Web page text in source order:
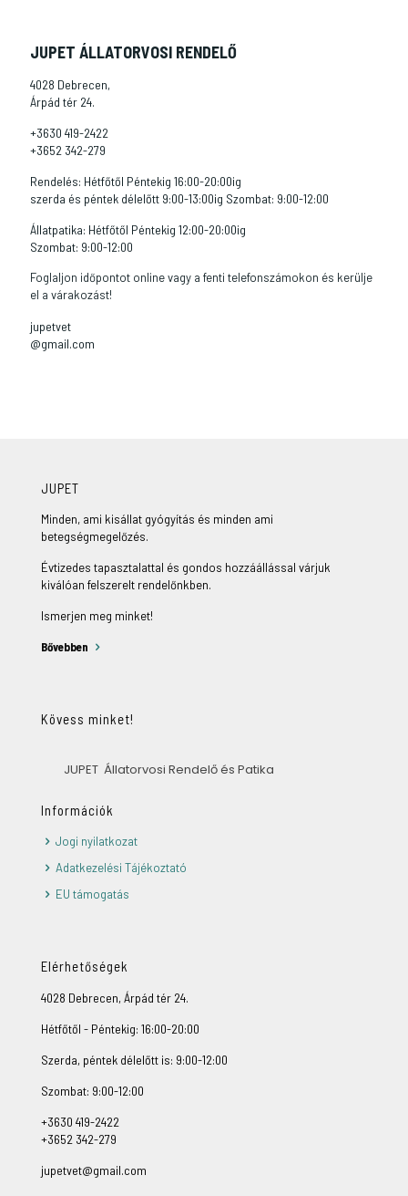
JUPET ÁLLATORVOSI RENDELŐ
4028 Debrecen,
Árpád tér 24.
+3630 419-2422
+3652 342-279
Rendelés: Hétfőtől Péntekig 16:00-20:00ig
szerda és péntek délelőtt 9:00-13:00ig Szombat: 9:00-12:00
Állatpatika: Hétfőtől Péntekig 12:00-20:00ig
Szombat: 9:00-12:00
Foglaljon időpontot online vagy a fenti telefonszámokon és kerülje
el a várakozást!
jupetvet
@gmail.com
JUPET
Minden, ami kisállat gyógyítás és minden ami
betegségmegelőzés.
Évtizedes tapasztalattal és gondos hozzáállással várjuk
kiválóan felszerelt rendelőnkben.
Ismerjen meg minket!
Bővebben
Kövess minket!
JUPET Állatorvosi Rendelő és Patika
Információk
Jogi nyilatkozat
Adatkezelési Tájékoztató
EU támogatás
Elérhetőségek
4028 Debrecen, Árpád tér 24.
Hétfőtől - Péntekig: 16:00-20:00
Szerda, péntek délelőtt is: 9:00-12:00
Szombat: 9:00-12:00
+3630 419-2422
+3652 342-279
jupetvet@gmail.com